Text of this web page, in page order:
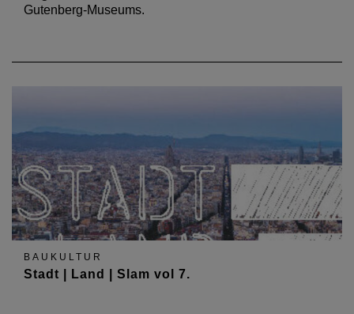
Gutenberg-Museums.
BAUKULTUR
Stadt | Land | Slam vol 7.